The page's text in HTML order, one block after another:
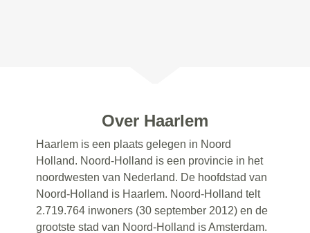
Over Haarlem
Haarlem is een plaats gelegen in Noord
Holland. Noord-Holland is een provincie in het
noordwesten van Nederland. De hoofdstad van
Noord-Holland is Haarlem. Noord-Holland telt
2.719.764 inwoners (30 september 2012) en de
grootste stad van Noord-Holland is Amsterdam.